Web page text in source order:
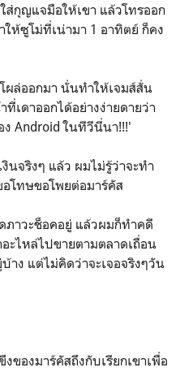
กุญแจมือให้เขา แล้วโทรออก
ให้ซูโม่ที่เน่ามา 1 อาทิตย์ ก็คง
ล่ออกมา นั่นทำให้เจมส์สั่น
เดาออกได้อย่างง่ายดายว่า
Android ในทีวีนี่นา!!!'
จริงๆ แล้ว ผมไม่รู้ว่าจะทำ
โทษขอโพยต่อมาร์คัส
ภาวะช็อคอยู่ แล้วผมก็ทำคดี
ะไหล่ไปขายตามตลาดเถื่อน
าง แต่ไม่คิดว่าจะเจอจริงๆวัน
องมาร์คัสถึงกับเรียกเขาเพื่อ